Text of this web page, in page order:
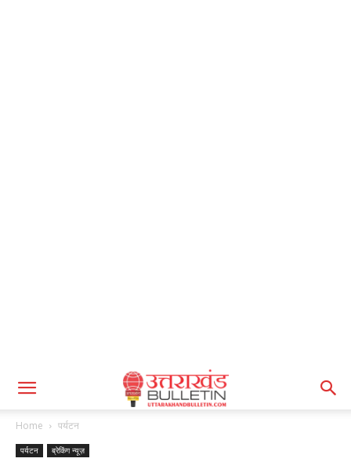
Home पर्यटन
पर्यटन ब्रेकिंग न्यूज़